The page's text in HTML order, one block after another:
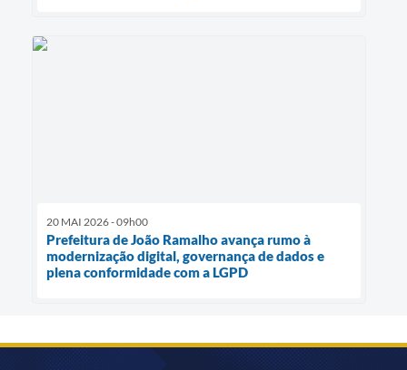
20 MAI 2026 - 09h00
Prefeitura de João Ramalho avança rumo à
modernização digital, governança de dados e
plena conformidade com a LGPD